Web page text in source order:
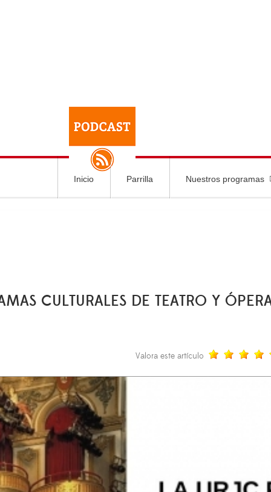
Inicio Parrilla Nuestros programas
CULTURALES DE TEATRO Y
Valora este artículo